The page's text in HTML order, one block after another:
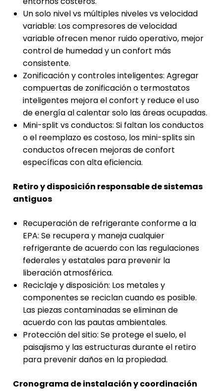
Un solo nivel vs múltiples niveles vs velocidad
variable: Los compresores de velocidad
variable ofrecen menor ruido operativo, mejor
control de humedad y un confort más
consistente.
Zonificación y controles inteligentes: Agregar
compuertas de zonificación o termostatos
inteligentes mejora el confort y reduce el uso
de energía al calentar solo las áreas ocupadas.
Mini-split vs conductos: Si faltan los conductos
o el reemplazo es costoso, los mini-splits sin
conductos ofrecen mejoras de confort
específicas con alta eficiencia.
Retiro y disposición responsable de sistemas
antiguos
Recuperación de refrigerante conforme a la
EPA: Se recupera y maneja cualquier
refrigerante de acuerdo con las regulaciones
federales y estatales para prevenir la
liberación atmosférica.
Reciclaje y disposición: Los metales y
componentes se reciclan cuando es posible.
Las piezas contaminadas se eliminan de
acuerdo con las pautas ambientales.
Protección del sitio: Se protege el suelo, el
paisajismo y las estructuras durante el retiro
para prevenir daños en la propiedad.
Cronograma de instalación y coordinación